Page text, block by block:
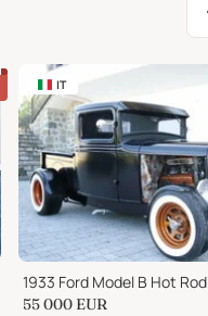
IT
1933 Ford Model B Hot Rod
55 000 EUR